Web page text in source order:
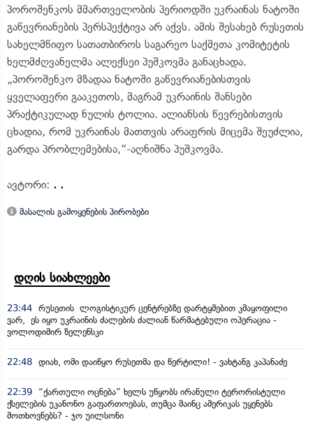
პოროშენკოს მმართველობის პერიოდში უკრაინას ნატოში
გაწევრიანების პერსპექტივა არ აქვს. ამის შესახებ რუსეთის
სახელმწიფო სათათბიროს საგარეო საქმეთა კომიტეტის
ხელმძღვანელმა ალექსეი პუშკოვმა განაცხადა.
„პოროშენკო მზადაა ნატოში გაწევრიანებისთვის
ყველაფერი გააკეთოს, მაგრამ უკრაინის შანსები
პრაქტიკულად ნულის ტოლია. ალიანსის წევრებისთვის
ცხადია, რომ უკრაინას მათთვის არაფრის მიცემა შეუძლია,
გარდა პრობლემებისა,“-აღნიშნა პუშკოვმა.
ავტორი: . .
მასალის გამოყენების პირობები
დღის სიახლეები
23:44 რუსეთის ლოგისტიკურ ცენტრებზე დარტყმებით კმაყოფილი
ვარ, ეს იყო უკრაინის ძალების ძალიან წარმატებული ოპერაცია -
ვოლოდიმირ ზელენსკი
22:48 დიახ, ომი დაიწყო რუსეთმა და წერტილი! - ვახტანგ კაპანაძე
22:39
“ქართული ოცნება” ხელს უწყობს ირანული ტერორისტული
ქსელების უკანონო გაფართოებას, თუმცა მაინც ამერიკას უყენებს
მოთხოვნებს? - ჯო უილსონი